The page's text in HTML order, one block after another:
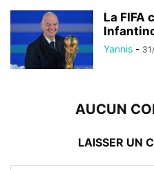
La FIFA
Yannis -
AUCUN
LAISSER UN